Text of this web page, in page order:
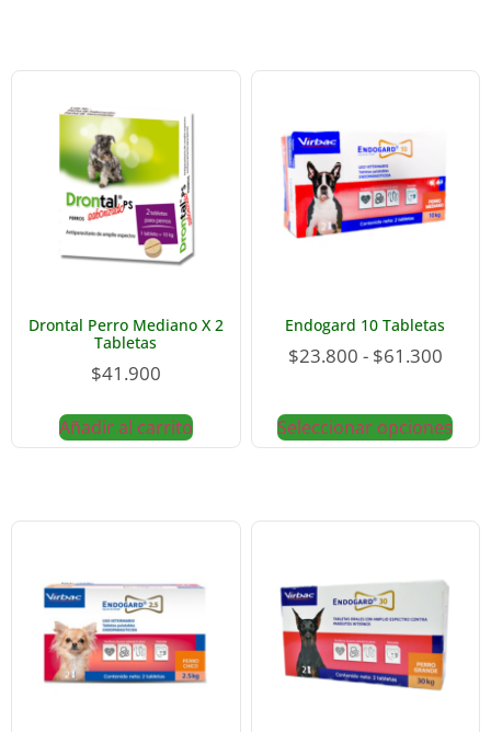
Drontal Perro Mediano X 2
Tabletas
$41.900
Añadir al carrito
Endogard 10 Tabletas
$23.800 - $61.300
Seleccionar opciones